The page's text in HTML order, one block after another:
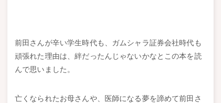
前田さんが辛い学生時代も、ガムシャラ証券会社時代も
頑張れた理由は、絆だったんじゃないかなとこの本を読
んで思いました。
亡くなられたお母さんや、医師になる夢を諦めて前田さ